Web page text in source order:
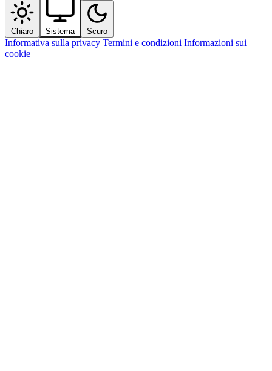
Chiaro Sistema Scuro
Informativa sulla privacy Termini e condizioni Informazioni sui
cookie